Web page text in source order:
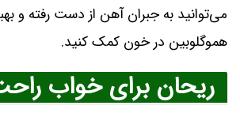
می‌توانید به جبران آهن از دست رفته و
هموگلوبین در خون کمک کنید.
ریحان برای خواب